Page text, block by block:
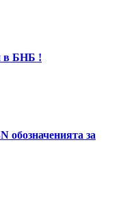
в БНБ !
обозначенията за